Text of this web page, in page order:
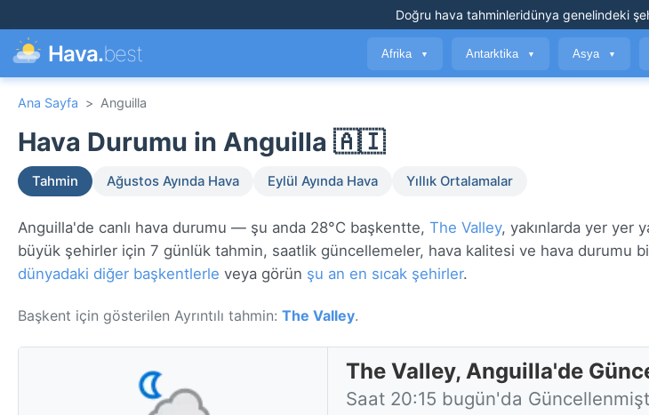
Doğru hava tahminleridünya genelindeki
Hava.best Afrika ▼ Antarktika ▼ Asya ▼
Ana Sayfa > Anguilla
Hava Durumu in Anguilla 🇦🇮
Tahmin Ağustos Ayında Hava Eylül Ayında Hava Yıllık Ortalamalar
Anguilla'de canlı hava durumu — şu anda 28°C başkentte, The Valley, yakınlarda yer yer
büyük şehirler için 7 günlük tahmin, saatlik güncellemeler, hava kalitesi ve hava durumu
dünyadaki diğer başkentlerle veya görün şu an en sıcak şehirler.
Başkent için gösterilen Ayrıntılı tahmin: The Valley.
The Valley, Anguilla'de
Saat 20:15 bugün'da